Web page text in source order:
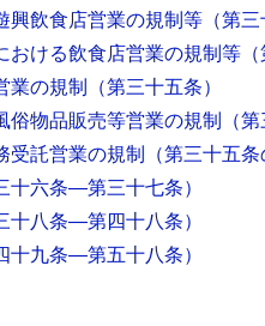
飲食店営業の規制等 （第
ける飲食店営業の規制等
の規制 （第三十五条）
物品販売等営業の規制 （
託営業の規制 （第三十五
十六条―第三十七条）
十八条―第四十八条）
十九条―第五十八条）